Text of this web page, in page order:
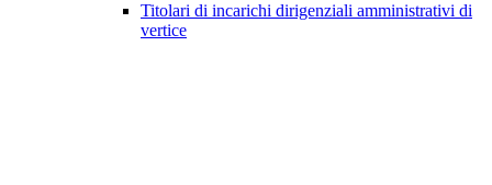
Titolari di incarichi dirigenziali amministrativi di
vertice